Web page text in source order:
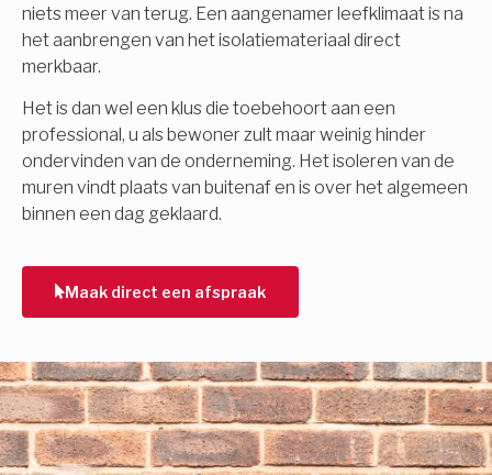
niets meer van terug. Een aangenamer leefklimaat is na
het aanbrengen van het isolatiemateriaal direct
merkbaar.
Het is dan wel een klus die toebehoort aan een
professional, u als bewoner zult maar weinig hinder
ondervinden van de onderneming. Het isoleren van de
muren vindt plaats van buitenaf en is over het algemeen
binnen een dag geklaard.
Maak direct een afspraak